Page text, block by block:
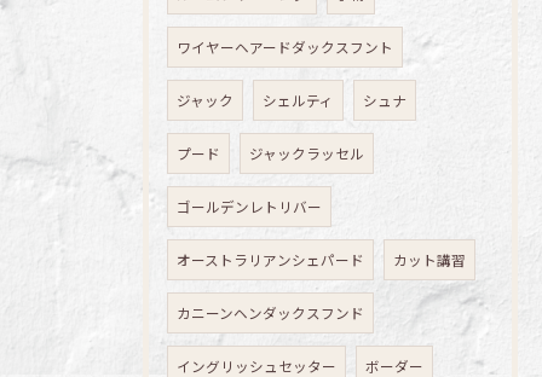
ワイヤーヘアードダックスフント
ジャック シェルティ シュナ
プード ジャックラッセル
ゴールデンレトリバー
オーストラリアンシェパード カット講習
カニーンヘンダックスフンド
イングリッシュセッター ボーダー